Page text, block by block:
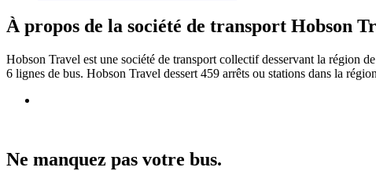
À propos de la société de transport Hobson
Hobson Travel est une société de transport collectif desservant la région
6 lignes de bus. Hobson Travel dessert 459 arrêts ou stations dans la
Ne manquez pas votre bus.